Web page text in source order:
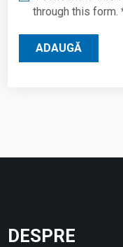
through this form.
ADAUGĂ
DESPRE